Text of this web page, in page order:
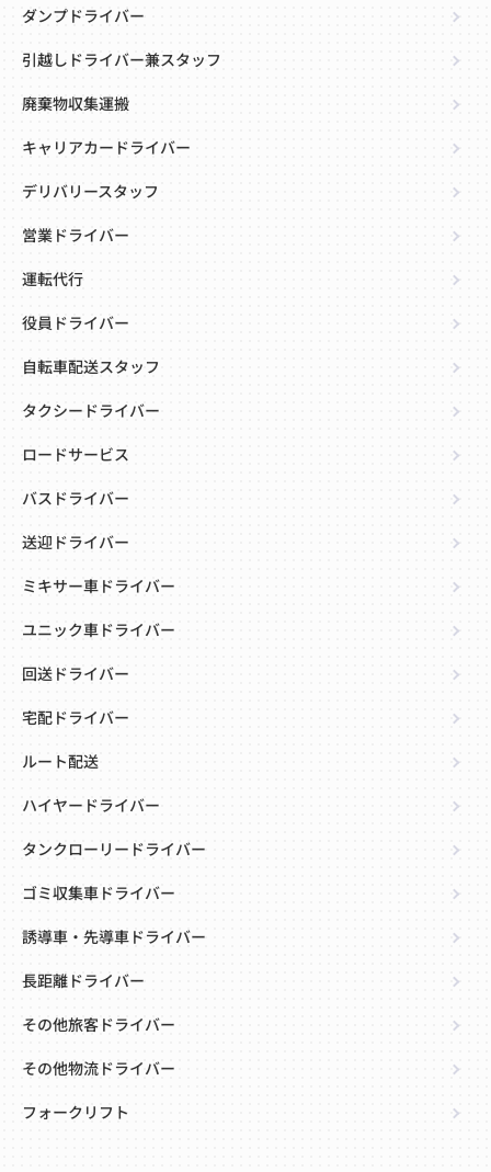
ダンプドライバー
引越しドライバー兼スタッフ
廃棄物収集運搬
キャリアカードライバー
デリバリースタッフ
営業ドライバー
運転代行
役員ドライバー
自転車配送スタッフ
タクシードライバー
ロードサービス
バスドライバー
送迎ドライバー
ミキサー車ドライバー
ユニック車ドライバー
回送ドライバー
宅配ドライバー
ルート配送
ハイヤードライバー
タンクローリードライバー
ゴミ収集車ドライバー
誘導車・先導車ドライバー
長距離ドライバー
その他旅客ドライバー
その他物流ドライバー
フォークリフト